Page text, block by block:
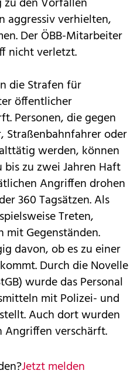
aggressiv verhielten,
Der ÖBB-Mitarbeiter
nicht verletzt.
die Strafen für
öffentlicher
Personen, die gegen
Straßenbahnfahrer oder
werden, können
zu zwei Jahren Haft
Angriffen drohen
360 Tagsätzen. Als
Treten,
mit Gegenständen.
davon, ob es zu einer
Durch die Novelle
wurde das Personal
mit Polizei- und
Auch dort wurden
verschärft.
Jetzt melden